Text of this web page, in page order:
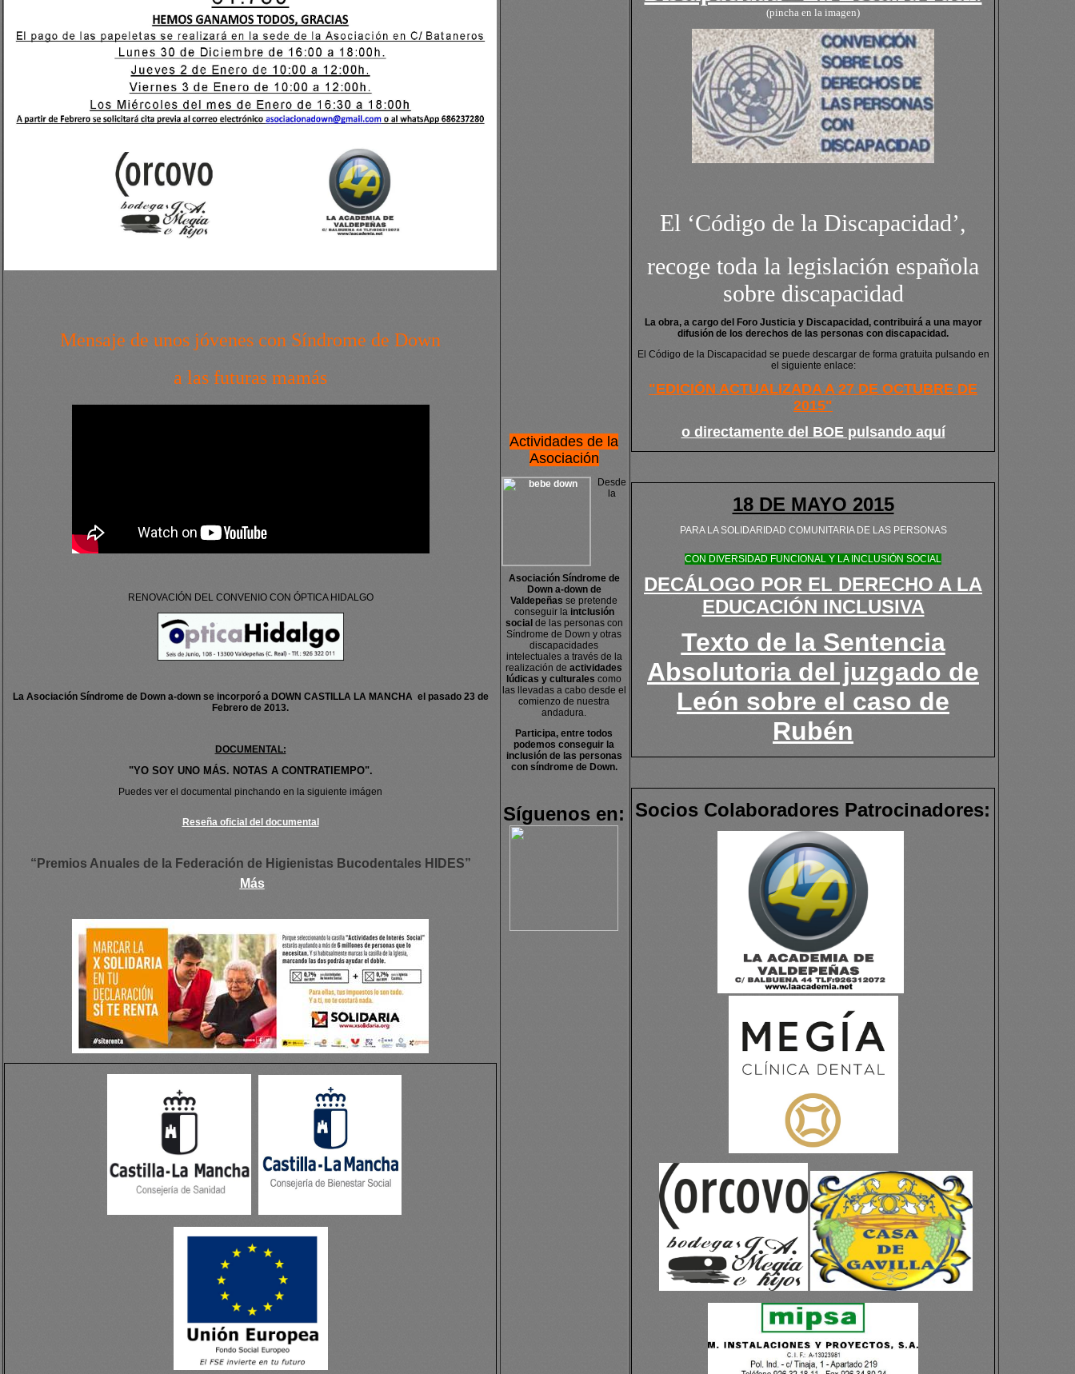
Mensaje de unos jóvenes con Síndrome de Down
a las futuras mamás
RENOVACIÓN DEL CONVENIO CON ÓPTICA HIDALGO
La Asociación Síndrome de Down a-down se incorporó a DOWN CASTILLA LA MANCHA el pasado 23 de
Febrero de 2013.
DOCUMENTAL:
"YO SOY UNO MÁS. NOTAS A CONTRATIEMPO".
Puedes ver el documental pinchando en la siguiente imágen
Reseña oficial del documental
“Premios Anuales de la Federación de Higienistas Bucodentales HIDES”
Más
Actividades de la
Asociación
Desde
la
Asociación Síndrome de
Down a-down de
Valdepeñas se pretende
conseguir la intclusión
social de las personas con
Síndrome de Down y otras
discapacidades
intelectuales a través de la
realización de actividades
lúdicas y culturales como
las llevadas a cabo desde el
comienzo de nuestra
andadura.
Participa, entre todos
podemos conseguir la
inclusión de las personas
con síndrome de Down.
Síguenos en:
(pincha en la imagen)
El ‘Código de la Discapacidad’,
recoge toda la legislación española
sobre discapacidad
La obra, a cargo del Foro Justicia y Discapacidad, contribuirá a una mayor
difusión de los derechos de las personas con discapacidad.
El Código de la Discapacidad se puede descargar de forma gratuita pulsando en
el siguiente enlace:
"EDICIÓN ACTUALIZADA A 27 DE OCTUBRE DE
2015"
o directamente del BOE pulsando aquí
18 DE MAYO 2015
PARA LA SOLIDARIDAD COMUNITARIA DE LAS PERSONAS
CON DIVERSIDAD FUNCIONAL Y LA INCLUSIÓN SOCIAL
DECÁLOGO POR EL DERECHO A LA
EDUCACIÓN INCLUSIVA
Texto de la Sentencia
Absolutoria del juzgado de
León sobre el caso de
Rubén
Socios Colaboradores Patrocinadores: